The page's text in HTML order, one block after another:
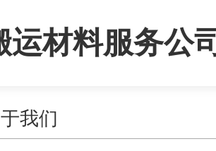
运材料服务公
我们